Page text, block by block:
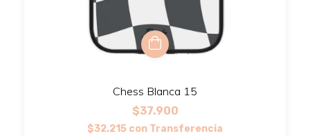
Chess Blanca 15
$37.900
$32.215 con Transferencia